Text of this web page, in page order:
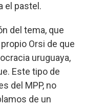
el pastel.
del tema, que
Orsi de que
uruguaya,
Este tipo de
del MPP, no
de un